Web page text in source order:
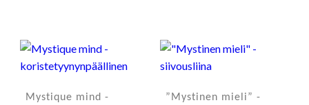
Mystique mind -
”Mystinen mieli” -